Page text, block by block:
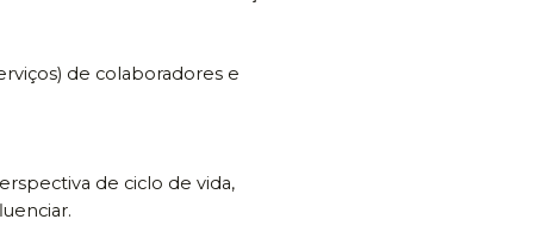
de colaboradores e
de ciclo de vida,